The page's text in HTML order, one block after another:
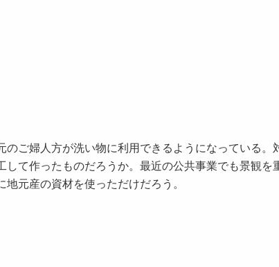
ご婦人方が洗い物に利用できるようになっている。
て作ったものだろうか。最近の公共事業でも景観を
元産の資材を使っただけだろう。